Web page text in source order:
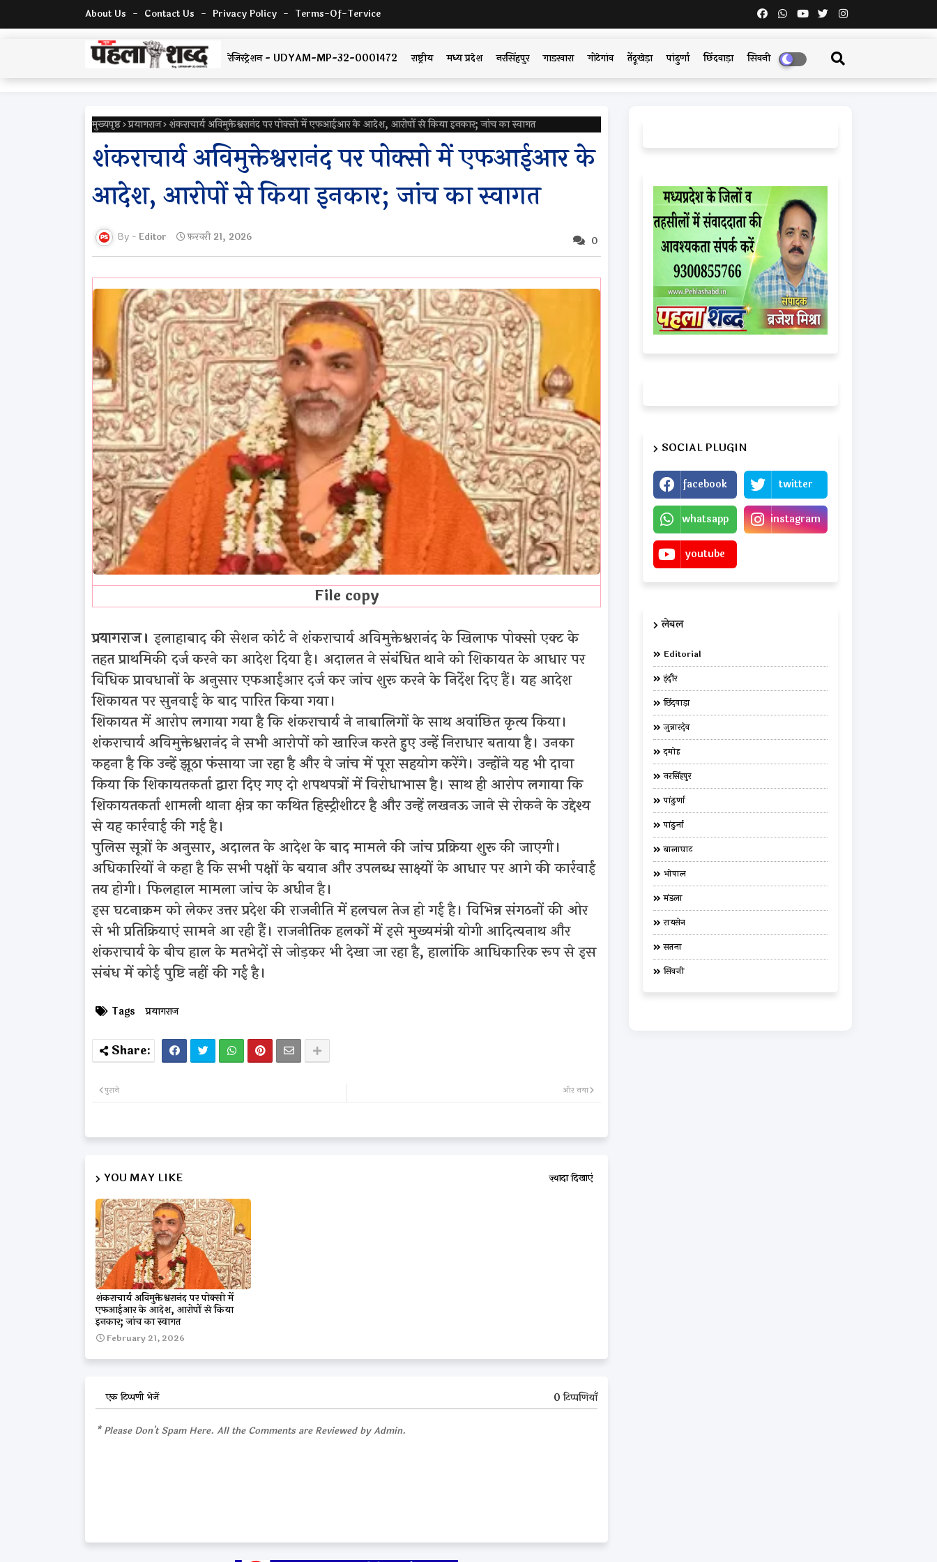
About Us Contact Us Privacy Policy Terms-Of-Tervice
रेजिस्ट्रेशन - UDYAM-MP-32-0001472 राष्ट्रीय मध्य प्रदेश नरसिंहपुर गाडरवारा गोटेगांव तेंदूखेड़ा पांढुर्णा छिंदवाड़ा सिवनी
मुख्यपृष्ठ प्रयागराज शंकराचार्य अविमुक्तेश्वरानंद पर पोक्सो में एफआईआर के आदेश, आरोपों से किया इनकार; जांच का स्वागत
शंकराचार्य अविमुक्तेश्वरानंद पर पोक्सो में एफआईआर के
आदेश, आरोपों से किया इनकार; जांच का स्वागत
0
Editor फ़रवरी 21, 2026
File copy
प्रयागराज। इलाहाबाद की सेशन कोर्ट ने शंकराचार्य अविमुक्तेश्वरानंद के खिलाफ पोक्सो एक्ट के
तहत प्राथमिकी दर्ज करने का आदेश दिया है। अदालत ने संबंधित थाने को शिकायत के आधार पर
विधिक प्रावधानों के अनुसार एफआईआर दर्ज कर जांच शुरू करने के निर्देश दिए हैं। यह आदेश
शिकायत पर सुनवाई के बाद पारित किया गया।
शिकायत में आरोप लगाया गया है कि शंकराचार्य ने नाबालिगों के साथ अवांछित कृत्य किया।
शंकराचार्य अविमुक्तेश्वरानंद ने सभी आरोपों को खारिज करते हुए उन्हें निराधार बताया है। उनका
कहना है कि उन्हें झूठा फंसाया जा रहा है और वे जांच में पूरा सहयोग करेंगे। उन्होंने यह भी दावा
किया कि शिकायतकर्ता द्वारा दिए गए दो शपथपत्रों में विरोधाभास है। साथ ही आरोप लगाया कि
शिकायतकर्ता शामली थाना क्षेत्र का कथित हिस्ट्रीशीटर है और उन्हें लखनऊ जाने से रोकने के उद्देश्य
से यह कार्रवाई की गई है।
पुलिस सूत्रों के अनुसार, अदालत के आदेश के बाद मामले की जांच प्रक्रिया शुरू की जाएगी।
अधिकारियों ने कहा है कि सभी पक्षों के बयान और उपलब्ध साक्ष्यों के आधार पर आगे की कार्रवाई
तय होगी। फिलहाल मामला जांच के अधीन है।
इस घटनाक्रम को लेकर उत्तर प्रदेश की राजनीति में हलचल तेज हो गई है। विभिन्न संगठनों की ओर
से भी प्रतिक्रियाएं सामने आ रही हैं। राजनीतिक हलकों में इसे मुख्यमंत्री योगी आदित्यनाथ और
शंकराचार्य के बीच हाल के मतभेदों से जोड़कर भी देखा जा रहा है, हालांकि आधिकारिक रूप से इस
संबंध में कोई पुष्टि नहीं की गई है।
Tags प्रयागराज
और नया
पुराने
YOU MAY LIKE ज़्यादा दिखाएं
शंकराचार्य अविमुक्तेश्वरानंद पर पोक्सो में
एफआईआर के आदेश, आरोपों से किया
इनकार; जांच का स्वागत
February 21, 2026
एक टिप्पणी भेजें 0 टिप्पणियाँ
* Please Don't Spam Here. All the Comments are Reviewed by Admin.
SOCIAL PLUGIN
facebook twitter
whatsapp instagram
youtube
लेबल
Editorial
इंदौर
छिंदवाड़ा
जुन्नारदेव
दमोह
नरसिंहपुर
पांढुर्णा
पांढुर्ना
बालाघाट
भोपाल
मंडला
रायसेन
सतना
सिवनी